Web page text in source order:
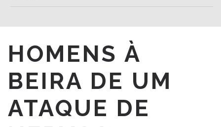
HOMENS À
BEIRA DE UM
ATAQUE DE